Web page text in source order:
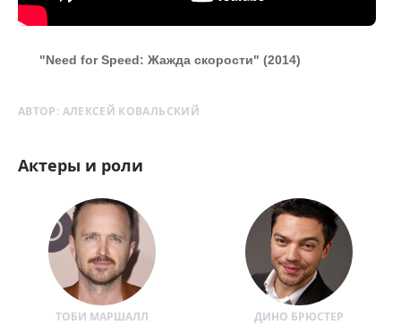
"Need for Speed: Жажда скорости" (2014)
АВТОР: АЛЕКСЕЙ КОВАЛЬСКИЙ
Актеры и роли
ТОБИ МАРШАЛЛ ДИНО БРЮСТЕР